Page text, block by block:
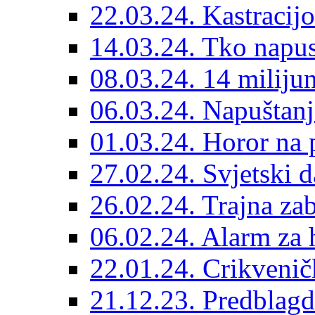
22.03.24.
14.03.24. Tko
08.03.24. 14
06.03.24.
01.03.24. Horor na
27.02.24. Svjetski
26.02.24. Trajna
06.02.24. Alarm
22.01.24.
21.12.23.